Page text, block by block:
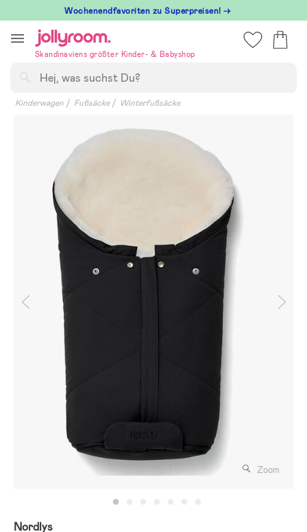
till
innehållet
Wochenendfavoriten zu Superpreisen! →
Skandinaviens größter Kinder- & Babyshop
Kinderwagen Fußsäcke Winterfußsäcke
Zoom
Nordlys